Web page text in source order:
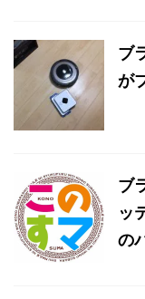
ブ
が
ブ
ッ
の